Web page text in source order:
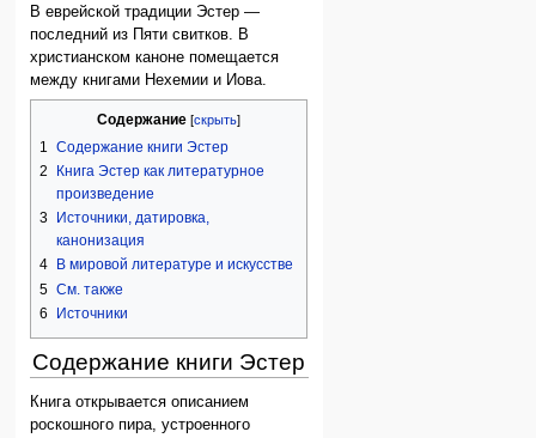
В еврейской традиции Эстер —
последний из Пяти свитков. В
христианском каноне помещается
между книгами Нехемии и Иова.
Содержание
1
Содержание книги Эстер
2
Книга Эстер как литературное
произведение
3
Источники, датировка,
канонизация
4
В мировой литературе и искусстве
5 См. также
6
Источники
Содержание книги Эстер
Книга открывается описанием
роскошного пира, устроенного